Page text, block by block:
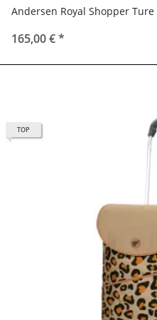
Andersen Royal Shopper Ture
165,00 €*
TOP